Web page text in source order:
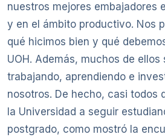
nuestros mejores embajadores
y en el ámbito productivo. Nos
qué hicimos bien y qué
UOH. Además, muchos de ellos
trabajando, aprendiendo e
nosotros. De hecho, casi todos
la Universidad a seguir
postgrado, como mostró la